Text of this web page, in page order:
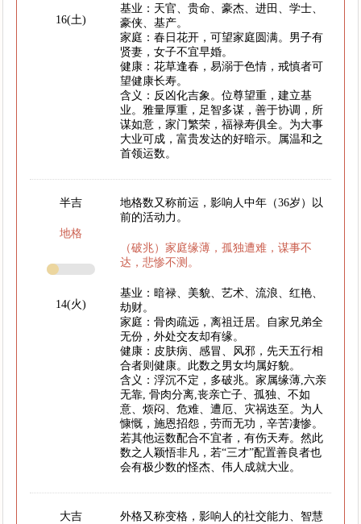
16(土)
基业：天官、贵命、豪杰、进田、学士、
豪侠、基产。
家庭：春日花开，可望家庭圆满。男子有
贤妻，女子不宜早婚。
健康：花草逢春，易溺于色情，戒慎者可
望健康长寿。
含义：反凶化吉象。位尊望重，建立基
业。雅量厚重，足智多谋，善于协调，所
谋如意，家门繁荣，福禄寿俱全。为大事
大业可成，富贵发达的好暗示。属温和之
首领运数。
半吉
地格
14(火)
地格数又称前运，影响人中年（36岁）以
前的活动力。
（破兆）家庭缘薄，孤独遭难，谋事不
达，悲惨不测。
基业：暗禄、美貌、艺术、流浪、红艳、
劫财。
家庭：骨肉疏远，离祖迁居。自家兄弟全
无份，外处交友却有缘。
健康：皮肤病、感冒、风邪，先天五行相
合者则健康。此数之男女均属好貌。
含义：浮沉不定，多破兆。家属缘薄,六亲
无靠, 骨肉分离,丧亲亡子、孤独、不如
意、烦闷、危难、遭厄、灾祸迭至。为人
慷慨，施恩招怨，劳而无功，辛苦凄惨。
若其他运数配合不宜者，有伤天寿。然此
数之人颖悟非凡，若“三才”配置善良者也
会有极少数的怪杰、伟人成就大业。
大吉
外格又称变格，影响人的社交能力、智慧